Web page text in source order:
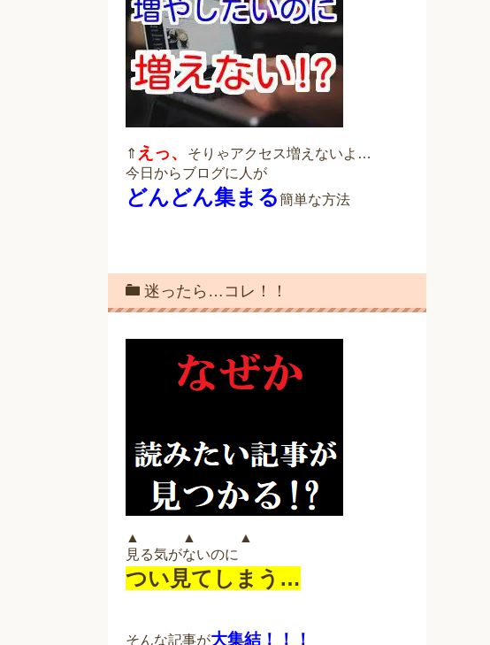
⇑ えっ、
そりゃアクセス増えないよ…
今日からブログに人が
どんどん集まる簡単な方法
迷ったら…コレ！！
▲ ▲ ▲
見る気がないのに
つい見てしまう…
そんな記事が大集結！！！